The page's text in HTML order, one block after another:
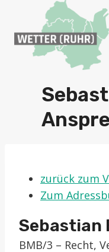
springen
zurück zum
Zum
Sebastian
BMB/3 – Recht,